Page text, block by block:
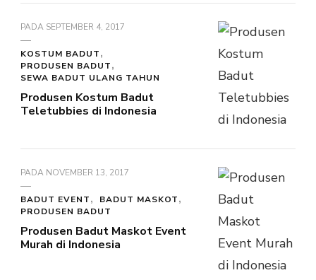
PADA SEPTEMBER 4, 2017
KOSTUM BADUT
PRODUSEN BADUT
SEWA BADUT ULANG TAHUN
Produsen Kostum Badut
Teletubbies di Indonesia
PADA NOVEMBER 13, 2017
BADUT EVENT
BADUT MASKOT
PRODUSEN BADUT
Produsen Badut Maskot Event
Murah di Indonesia